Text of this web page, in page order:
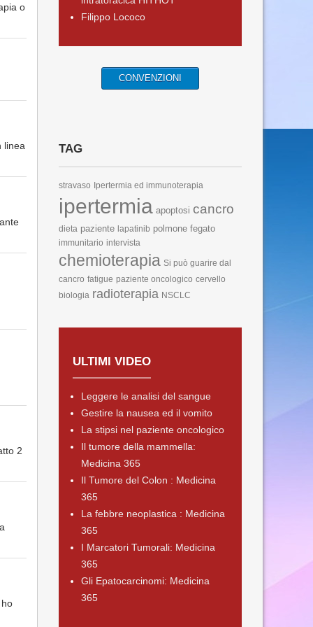
o
linea
2
Filippo Lococo
CONVENZIONI
TAG
stravaso Ipertermia ed immunoterapia
ipertermia apoptosi cancro
dieta paziente lapatinib polmone fegato
immunitario intervista
chemioterapia Si può guarire dal
cancro fatigue paziente oncologico cervello
biologia radioterapia NSCLC
ULTIMI VIDEO
Leggere le analisi del sangue
Gestire la nausea ed il vomito
La stipsi nel paziente oncologico
Il tumore della mammella:
Medicina 365
Il Tumore del Colon : Medicina
365
La febbre neoplastica : Medicina
365
I Marcatori Tumorali: Medicina
365
Gli Epatocarcinomi: Medicina
365